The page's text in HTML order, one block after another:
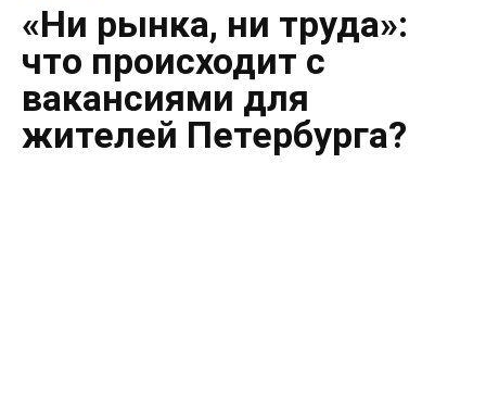
«Ни рынка, ни труда»:
что происходит с
вакансиями для
жителей Петербурга?